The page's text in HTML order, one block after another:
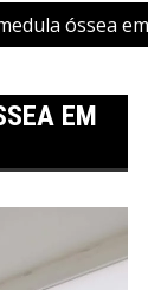
óssea
EM